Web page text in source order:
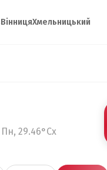
ВінницяХмельницький
29.46°Сх